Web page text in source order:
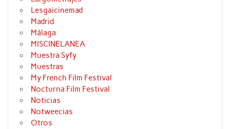
Lesgaicinemad
Madrid
Málaga
MISCINELANEA
Muestra Syfy
Muestras
My French Film Festival
Nocturna Film Festival
Noticias
Notweecias
Otros